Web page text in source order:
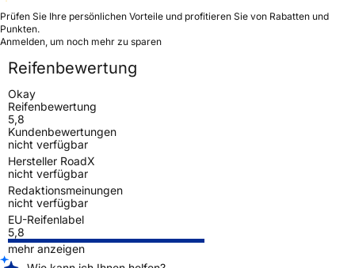
Prüfen Sie Ihre persönlichen Vorteile und profitieren Sie von Rabatten und
Punkten.
Anmelden, um noch mehr zu sparen
Reifenbewertung
Okay
Reifenbewertung
5,8
Kundenbewertungen
nicht verfügbar
Hersteller RoadX
nicht verfügbar
Redaktionsmeinungen
nicht verfügbar
EU-Reifenlabel
5,8
mehr anzeigen